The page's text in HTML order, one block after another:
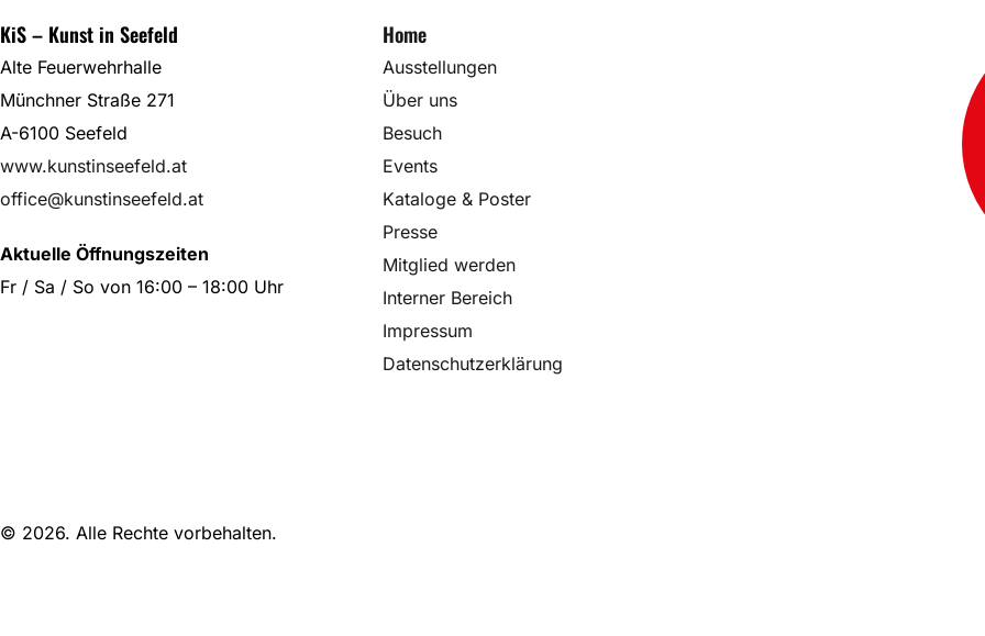
KiS – Kunst in Seefeld
Alte Feuerwehrhalle
Münchner Straße 271
A-6100 Seefeld
www.kunstinseefeld.at
office@kunstinseefeld.at
Aktuelle Öffnungszeiten
Fr / Sa / So von 16:00 – 18:00 Uhr
Home
Ausstellungen
Über uns
Besuch
Events
Kataloge & Poster
Presse
Mitglied werden
Interner Bereich
Impressum
Datenschutzerklärung
© 2026. Alle Rechte vorbehalten.